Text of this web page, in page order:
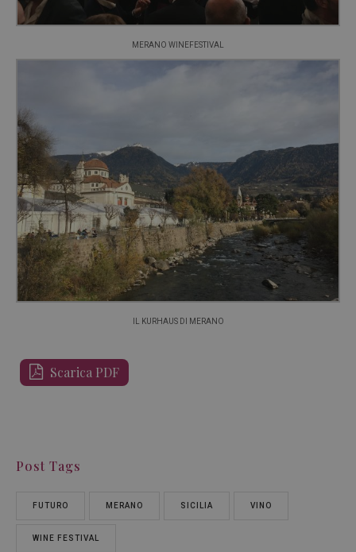
MERANO WINEFESTIVAL
IL KURHAUS DI MERANO
Scarica PDF
Post Tags
FUTURO MERANO SICILIA VINO
WINE FESTIVAL